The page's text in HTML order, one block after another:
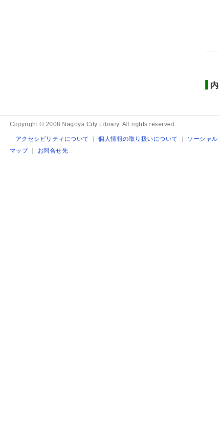
Copyright © 2008 Nagoya City Library. All rights reserved.
アクセシビリティについて ｜個人情報の取り扱いについて ｜ ソーシャ
マップ｜ お問合せ先